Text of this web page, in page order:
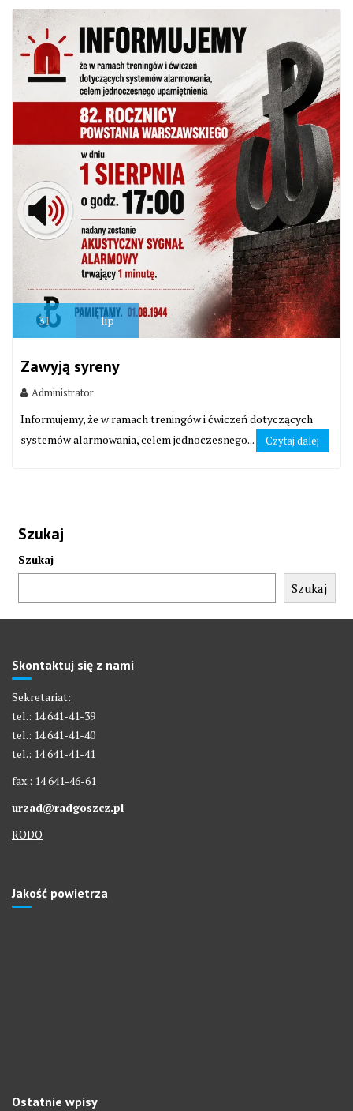
31 lip
Zawyją syreny
Administrator
Informujemy, że w ramach treningów i ćwiczeń dotyczących
systemów alarmowania, celem jednoczesnego...
Czytaj dalej
Szukaj
Szukaj
Szukaj
Skontaktuj się z nami
Sekretariat:
tel.: 14 641-41-39
tel.: 14 641-41-40
tel.: 14 641-41-41
fax.: 14 641-46-61
urzad@radgoszcz.pl
RODO
Jakość powietrza
Ostatnie wpisy